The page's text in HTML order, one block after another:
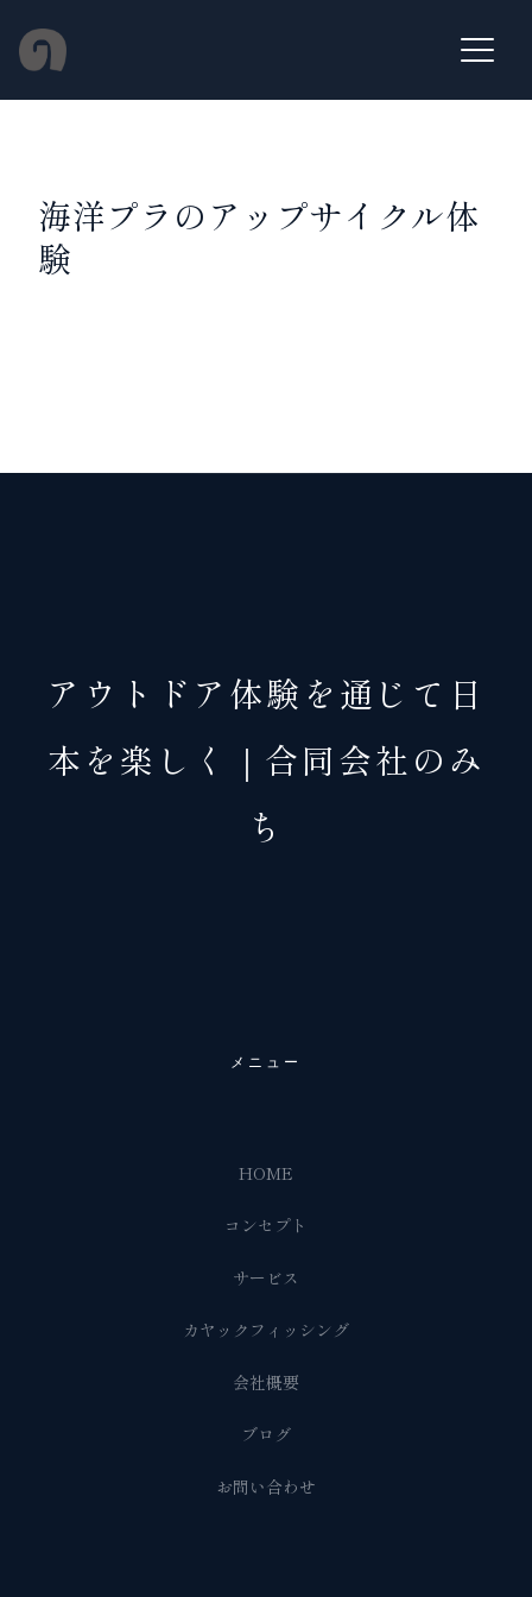
content
Menu
海洋プラのアップサイクル体
験
アウトドア体験を通じて日
本を楽しく｜合同会社のみ
ち
メニュー
HOME
コンセプト
サービス
カヤックフィッシング
会社概要
ブログ
お問い合わせ